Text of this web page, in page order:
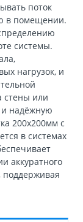
поток
в помещении.
системы.
нагрузок, и
стены или
и надёжную
200х200мм с
в системах
аккуратного
поддерживая